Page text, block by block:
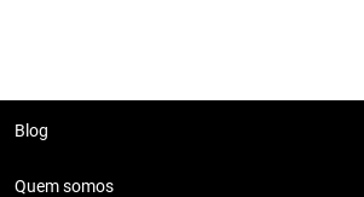
Blog
Quem somos